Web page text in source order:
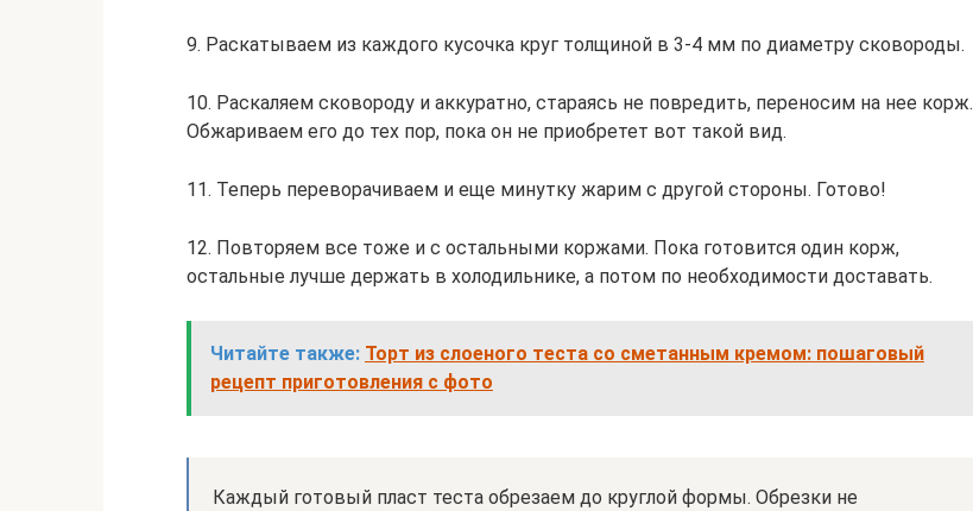
9. Раскатываем из каждого кусочка круг толщиной в 3-4 мм по диаметру сковороды.
10. Раскаляем сковороду и аккуратно, стараясь не повредить, переносим на нее корж.
Обжариваем его до тех пор, пока он не приобретет вот такой вид.
11. Теперь переворачиваем и еще минутку жарим с другой стороны. Готово!
12. Повторяем все тоже и с остальными коржами. Пока готовится один корж,
остальные лучше держать в холодильнике, а потом по необходимости доставать.
Читайте также: Торт из слоеного теста со сметанным кремом: пошаговый
рецепт приготовления с фото
Каждый готовый пласт теста обрезаем до круглой формы. Обрезки не